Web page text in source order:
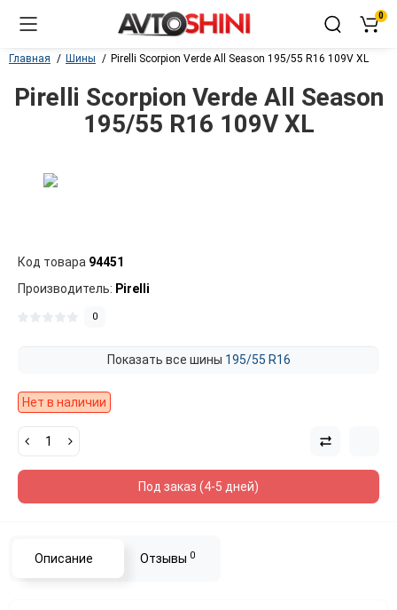
0
Главная Шины Pirelli Scorpion Verde All Season 195/55 R16 109V XL
Pirelli Scorpion Verde All Season
195/55 R16 109V XL
Код товара 94451
Производитель: Pirelli
0
Показать все шины 195/55 R16
Нет в наличии
Под заказ (4-5 дней)
Описание Отзывы 0